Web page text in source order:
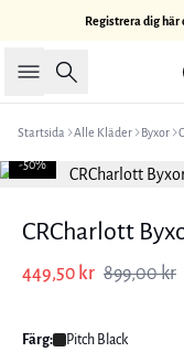
Registrera dig här
Sök
Startsida Alle Kläder Byxor
-50%
CRCharlott
449,50 kr 899,00 kr
Färg: Pitch Black